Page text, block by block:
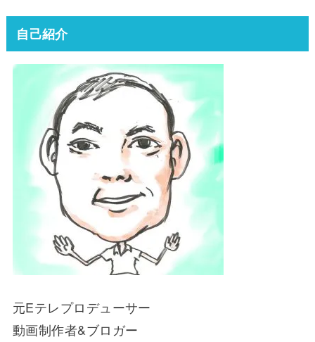
自己紹介
元Eテレプロデューサー
動画制作者&ブロガー